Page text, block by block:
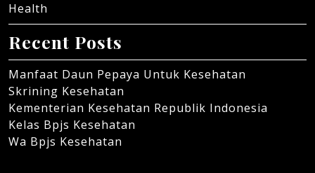
Health
Recent Posts
Manfaat Daun Pepaya Untuk Kesehatan
Skrining Kesehatan
Kementerian Kesehatan Republik Indonesia
Kelas Bpjs Kesehatan
Wa Bpjs Kesehatan